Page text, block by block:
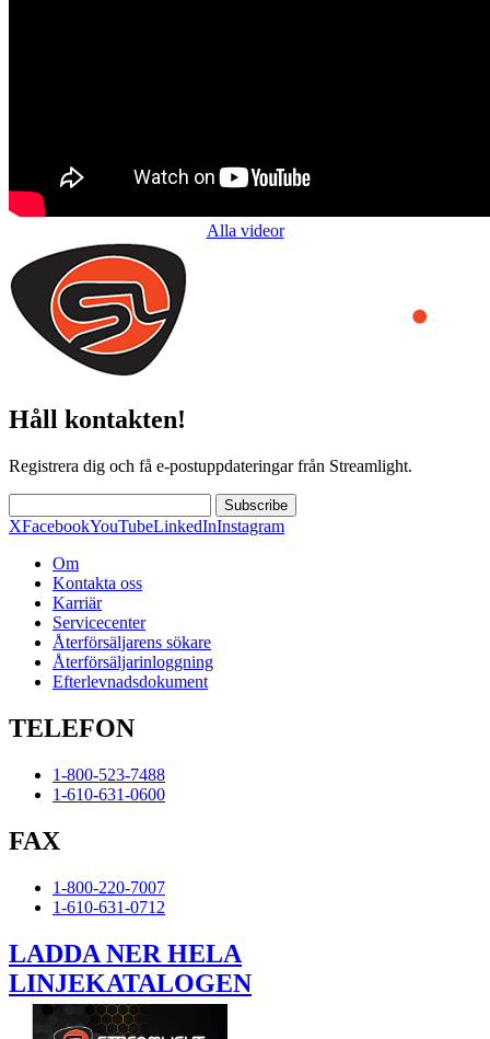
Alla videor
Håll kontakten!
Registrera dig och få e-postuppdateringar från Streamlight.
Subscribe
XFacebookYouTubeLinkedInInstagram
Om
Kontakta oss
Karriär
Servicecenter
Återförsäljarens sökare
Återförsäljarinloggning
Efterlevnadsdokument
TELEFON
1-800-523-7488
1-610-631-0600
FAX
1-800-220-7007
1-610-631-0712
LADDA NER HELA
LINJEKATALOGEN